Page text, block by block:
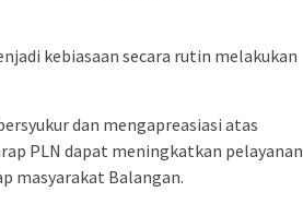
kebiasaan secara rutin melakukan
dan mengapreasiasi atas
PLN dapat meningkatkan pelayanan
masyarakat Balangan.